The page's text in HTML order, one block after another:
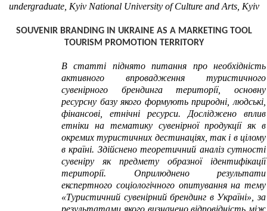
undergraduate, Kyiv National University of Culture and Arts, Kyiv
SOUVENIR BRANDING IN UKRAINE AS A MARKETING TOOL
TOURISM PROMOTION TERRITORY
В статті піднято питання про необхідність
активного впровадження туристичного
сувенірного брендинга території, основну
ресурсну базу якого формують природні, людські,
фінансові, етнічні ресурси. Досліджено вплив
етніки на тематику сувенірної продукції як в
окремих туристичних дестинаціях, так і в цілому
в країні. Здійснено теоретичний аналіз сутності
сувеніру як предмету образної ідентифікації
території. Оприлюднено результати
експертного соціологічного опитування на тему
«Туристичний сувенірний брендинг в Україні», за
результатами якого визначено відповідність між